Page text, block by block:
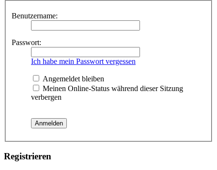
Benutzername:
Passwort:
Ich habe mein Passwort vergessen
Angemeldet bleiben
Meinen Online-Status während dieser Sitzung
verbergen
Registrieren